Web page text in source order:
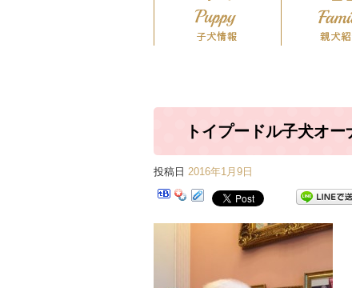
トイプードル子犬オ
投稿日 2016年1月9日